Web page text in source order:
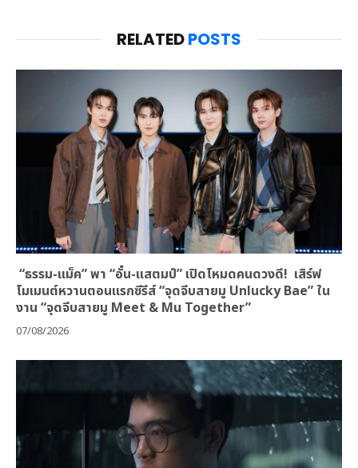
RELATEDPOSTS
“ธรรม-แม็ค” พา “อั๋น-แสตมป์” เปิดโหมดคนดวงดี! เสิร์ฟ
โมเมนต์หวานตอนแรกซีรีส์ “จุดจีบสายมู Unlucky Bae” ใน
งาน “จุดจีบสายมู Meet & Mu Together”
07/08/2026